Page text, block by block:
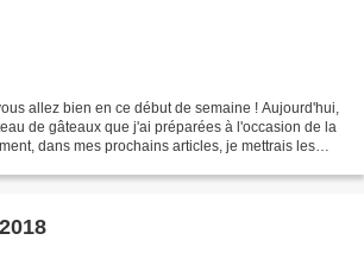
allez bien en ce début de semaine ! Aujourd'hui,
de gâteaux que j'ai préparées à l'occasion de la
dans mes prochains articles, je mettrais les